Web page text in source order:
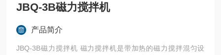
JBQ-3B磁力搅拌机
产品简介
JBQ-3B磁力搅拌机 磁力搅拌机是带加热的磁力搅拌混匀设